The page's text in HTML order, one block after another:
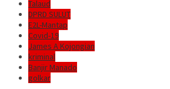
Talaud
DPRD SULUT
E2L-Mantap
Covid-19
James A Kojongian
kriminal
Banjir Manado
golkar